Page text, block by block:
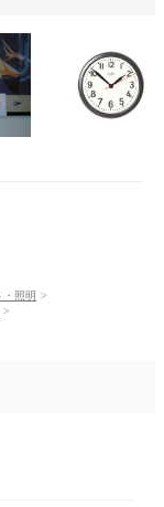
・照明